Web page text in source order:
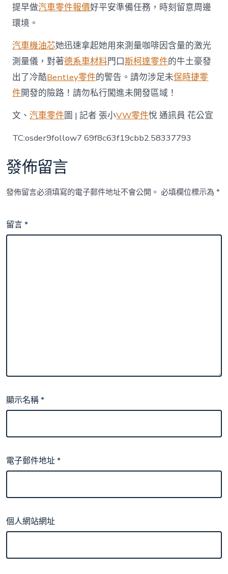
提早做汽車零件報價好平安準備任務，時刻留意周邊
環境。
汽車機油芯她迅速拿起她用來測量咖啡因含量的激光
測量儀，對著德系車材料門口斯柯達零件的牛土豪發
出了冷酷Bentley零件的警告。請勿涉足未保時捷零
件開發的險路！請勿私行闖進未開發區域！
文、汽車零件圖 | 記者 張小VW零件悅 通訊員 花公宣
TC:osder9follow7 69f8c63f19cbb2.58337793
發佈留言
發佈留言必須填寫的電子郵件地址不會公開。 必填欄位標示為*
留言*
顯示名稱*
電子郵件地址*
個人網站網址